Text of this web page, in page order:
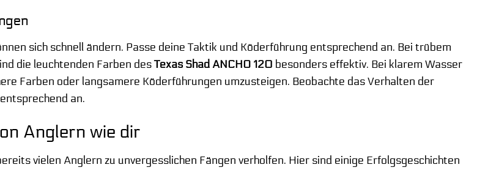
sich schnell ändern. Passe deine Taktik und Köderführung entsprechend an. Bei trübem
die leuchtenden Farben desTexas Shad ANCHO 120 besonders effektiv. Bei klarem Wasser
Farben oder langsamere Köderführungen umzusteigen. Beobachte das Verhalten der
an.
Anglern wie dir
vielen Anglern zu unvergesslichen Fängen verholfen. Hier sind einige Erfolgsgeschichten